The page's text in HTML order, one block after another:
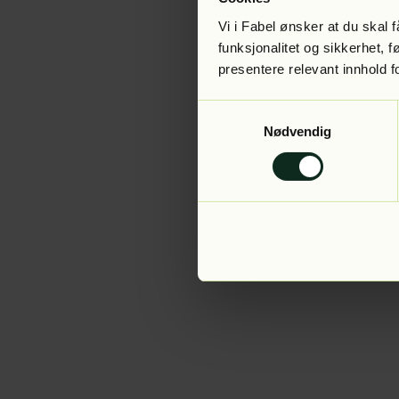
Vi i Fabel ønsker at du skal
funksjonalitet og sikkerhet,
presentere relevant innhold
Nødvendig
Application